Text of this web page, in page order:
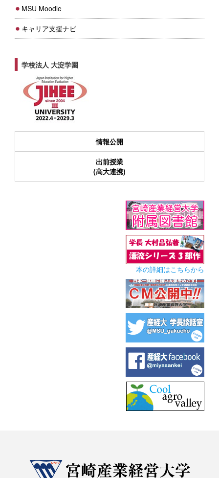
MSU Moodle
キャリア支援ナビ
学校法人 大淀学園
情報公開
出前授業
(高大連携)
本の詳細はこちらから